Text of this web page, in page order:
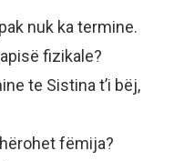
nuk ka termine.
fizikale?
te Sistina t’i bëj,
fëmija?